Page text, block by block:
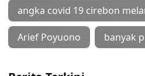
angka covid 19 cirebon
Arief Poyuono banyak